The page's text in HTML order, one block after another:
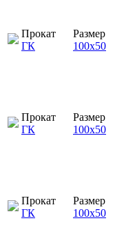
Прокат
ГК
Размер
100х50
Прокат
ГК
Размер
100х50
Прокат
ГК
Размер
100х50